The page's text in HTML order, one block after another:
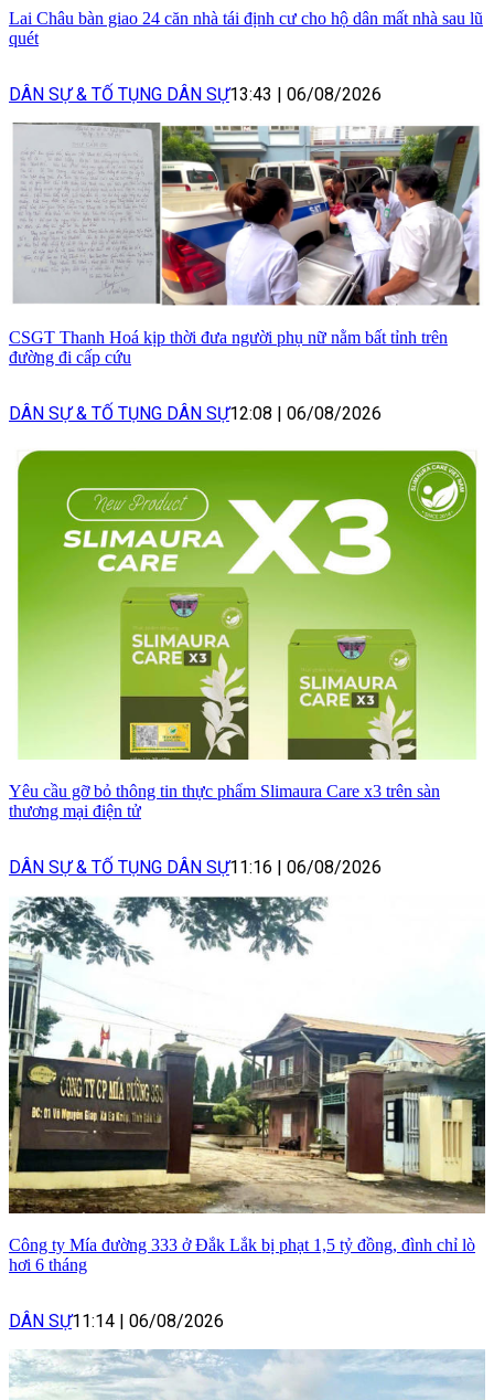
Lai Châu bàn giao 24 căn nhà tái định cư cho hộ dân mất nhà sau lũ
quét
DÂN SỰ & TỐ TỤNG DÂN SỰ13:43 06/08/2026
CSGT Thanh Hoá kịp thời đưa người phụ nữ nằm bất tỉnh trên
đường đi cấp cứu
DÂN SỰ & TỐ TỤNG DÂN SỰ12:08 06/08/2026
Yêu cầu gỡ bỏ thông tin thực phẩm Slimaura Care x3 trên sàn
thương mại điện tử
DÂN SỰ & TỐ TỤNG DÂN SỰ11:16 06/08/2026
Công ty Mía đường 333 ở Đắk Lắk bị phạt 1,5 tỷ đồng, đình chỉ lò
hơi 6 tháng
DÂN SỰ11:14 06/08/2026